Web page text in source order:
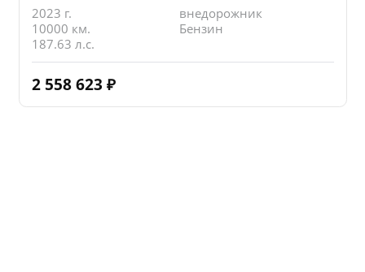
2023 г.
внедорожник
10000 км.
Бензин
187.63 л.с.
2 558 623 ₽